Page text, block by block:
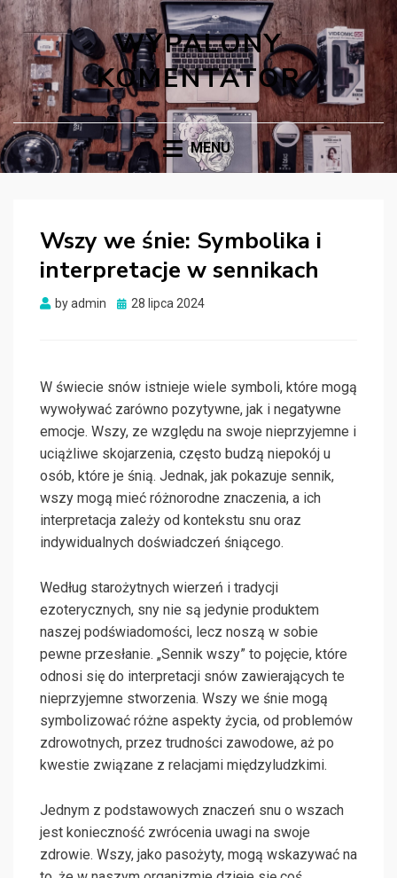
WYPALONY
KOMENTATOR
MENU
Wszy we śnie: Symbolika i
interpretacje w sennikach
byadmin
Posted
28 lipca 2024
W świecie snów istnieje wiele symboli, które mogą
wywoływać zarówno pozytywne, jak i negatywne
emocje. Wszy, ze względu na swoje nieprzyjemne i
uciążliwe skojarzenia, często budzą niepokój u
osób, które je śnią. Jednak, jak pokazuje sennik,
wszy mogą mieć różnorodne znaczenia, a ich
interpretacja zależy od kontekstu snu oraz
indywidualnych doświadczeń śniącego.
Według starożytnych wierzeń i tradycji
ezoterycznych, sny nie są jedynie produktem
naszej podświadomości, lecz noszą w sobie
pewne przesłanie. „Sennik wszy” to pojęcie, które
odnosi się do interpretacji snów zawierających te
nieprzyjemne stworzenia. Wszy we śnie mogą
symbolizować różne aspekty życia, od problemów
zdrowotnych, przez trudności zawodowe, aż po
kwestie związane z relacjami międzyludzkimi.
Jednym z podstawowych znaczeń snu o wszach
jest konieczność zwrócenia uwagi na swoje
zdrowie. Wszy, jako pasożyty, mogą wskazywać na